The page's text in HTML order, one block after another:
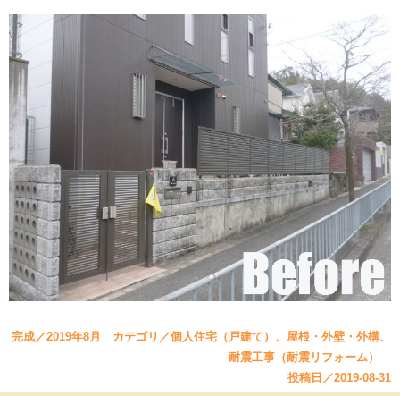
完成／2019年8月 カテゴリ／個人住宅（戸建て）、屋根・外壁・外構、
耐震工事（耐震リフォーム）
投稿日／2019-08-31